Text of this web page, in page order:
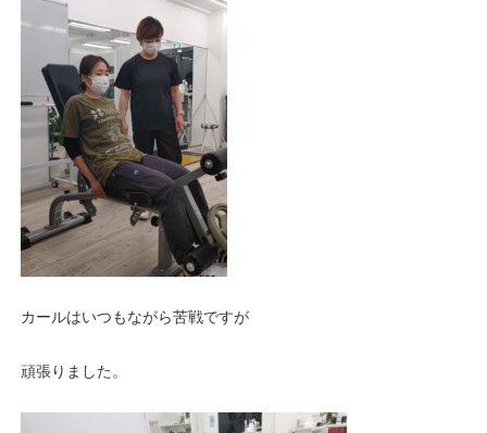
カールはいつもながら苦戦ですが
頑張りました。